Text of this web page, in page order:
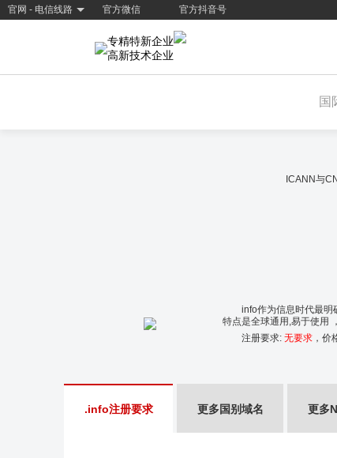
官网 - 电信线路 官方微信 官方抖音号
专精特新企业
高新技术企业
国
ICANN与
info作为信息时代最明
特点是全球通用,易于使用
注册要求: 无要求 ，价
.info注册要求 更多国别域名 更多